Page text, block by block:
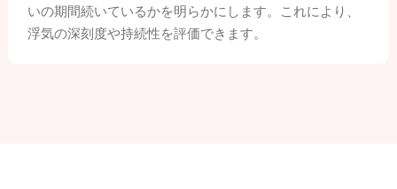
いの期間続いているかを明らかにします。これにより、
浮気の深刻度や持続性を評価できます。